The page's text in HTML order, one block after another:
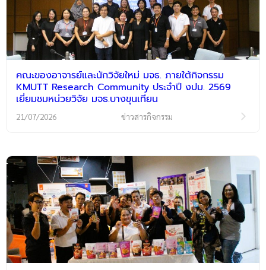
คณะของอาจารย์และนักวิจัยใหม่ มจธ. ภายใต้กิจกรรม
KMUTT Research Community ประจำปี งปม. 2569
เยี่ยมชมหน่วยวิจัย มจธ.บางขุนเทียน
21/07/2026 ข่าวสารกิจกรรม